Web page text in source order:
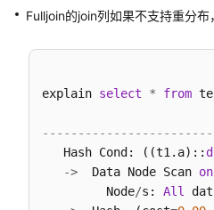
使
PostGIS
JDBC
或
Fulljoin的join列如果不支持重分布
explain select * from
   Hash Cond: ((t1.a)::
->
  Data Node Scan
on
         Node
/s: All